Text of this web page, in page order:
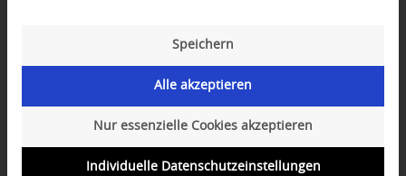
Speichern
Alle akzeptieren
Nur essenzielle Cookies akzeptieren
Individuelle Datenschutzeinstellungen